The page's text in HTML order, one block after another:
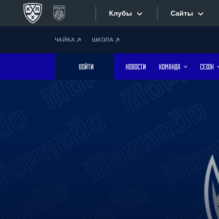
Клубы
Дивизион Боброва
Лада
Сайты
Фотобанк
ЧАЙКА ШКОЛА
ВОЙТИ НОВОСТИ КОМАНДА СЕЗОН